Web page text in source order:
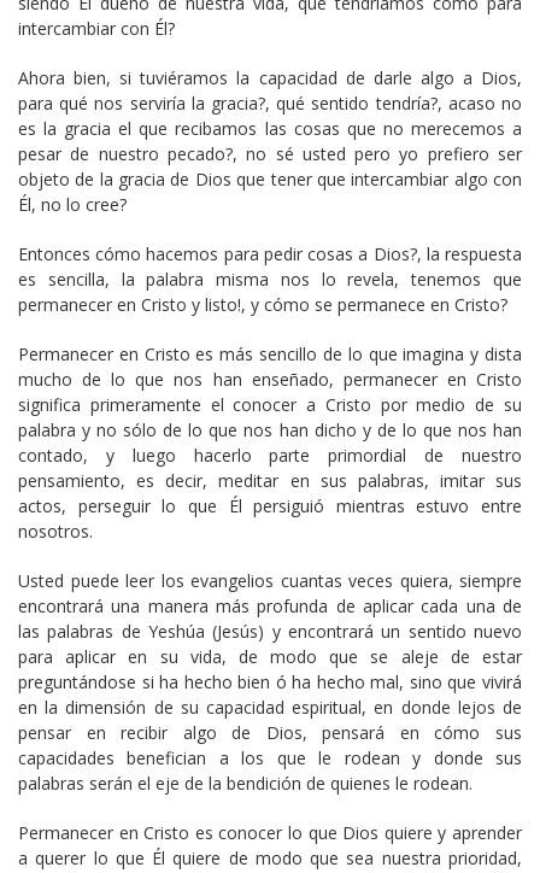
intercambiar con Él?
Ahora bien, si tuviéramos la capacidad de darle algo a Dios,
para qué nos serviría la gracia?, qué sentido tendría?, acaso no
es la gracia el que recibamos las cosas que no merecemos a
pesar de nuestro pecado?, no sé usted pero yo prefiero ser
objeto de la gracia de Dios que tener que intercambiar algo con
Él, no lo cree?
Entonces cómo hacemos para pedir cosas a Dios?, la respuesta
es sencilla, la palabra misma nos lo revela, tenemos que
permanecer en Cristo y listo!, y cómo se permanece en Cristo?
Permanecer en Cristo es más sencillo de lo que imagina y dista
mucho de lo que nos han enseñado, permanecer en Cristo
significa primeramente el conocer a Cristo por medio de su
palabra y no sólo de lo que nos han dicho y de lo que nos han
contado, y luego hacerlo parte primordial de nuestro
pensamiento, es decir, meditar en sus palabras, imitar sus
actos, perseguir lo que Él persiguió mientras estuvo entre
nosotros.
Usted puede leer los evangelios cuantas veces quiera, siempre
encontrará una manera más profunda de aplicar cada una de
las palabras de Yeshúa (Jesús) y encontrará un sentido nuevo
para aplicar en su vida, de modo que se aleje de estar
preguntándose si ha hecho bien ó ha hecho mal, sino que vivirá
en la dimensión de su capacidad espiritual, en donde lejos de
pensar en recibir algo de Dios, pensará en cómo sus
capacidades benefician a los que le rodean y donde sus
palabras serán el eje de la bendición de quienes le rodean.
Permanecer en Cristo es conocer lo que Dios quiere y aprender
a querer lo que Él quiere de modo que sea nuestra prioridad,